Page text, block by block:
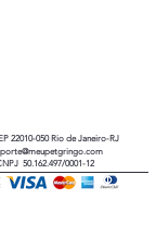
22010-050Rio de Janeiro-RJ
50.162.497/0001-12